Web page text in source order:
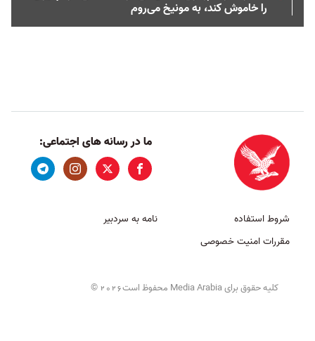
را خاموش کند، به مونیخ می‌روم
ما در رسانه های اجتماعی:
شروط استفاده
مقررات امنیت خصوصی
نامه به سردبیر
کلیه حقوق برای Media Arabia محفوظ است 2026
©